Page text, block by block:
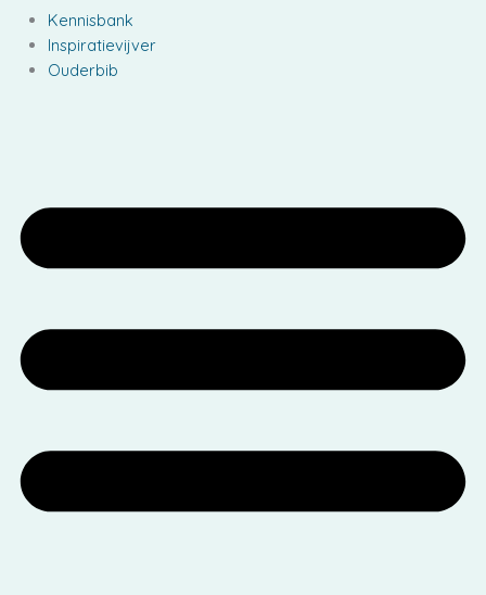
Kennisbank
Inspiratievijver
Ouderbib